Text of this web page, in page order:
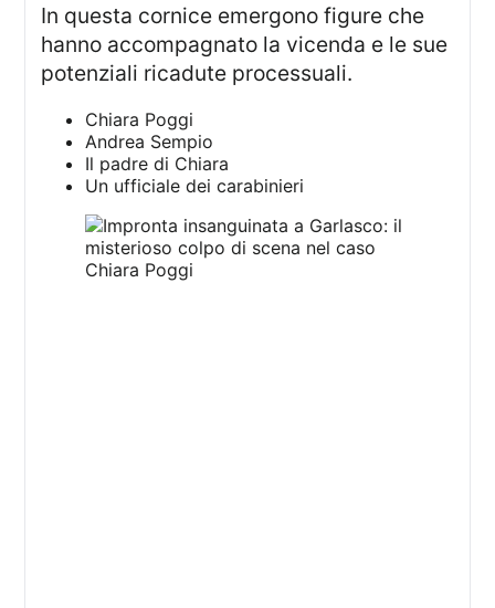
In questa cornice emergono figure che
hanno accompagnato la vicenda e le sue
potenziali ricadute processuali.
Chiara Poggi
Andrea Sempio
Il padre di Chiara
Un ufficiale dei carabinieri